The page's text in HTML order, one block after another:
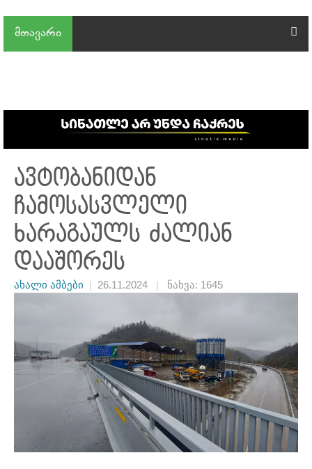
მთავარი
ავტობანიდან
ჩამოსასვლელი
ხარაგაულს ძალიან
დააშორეს
ახალი ამბები 26.11.2024 ნახვა: 1645